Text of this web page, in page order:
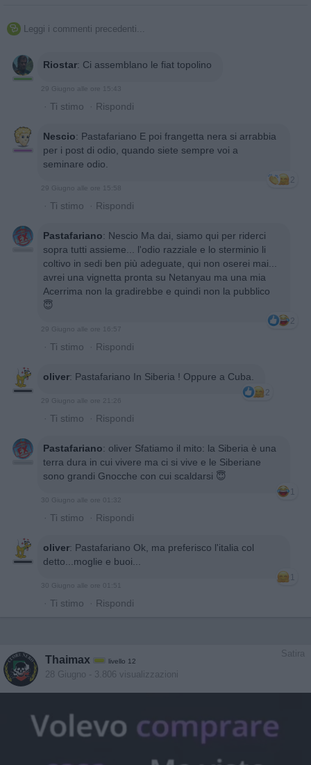
 Leggi i commenti precedenti...
Riostar: Ci assemblano le fiat topolino
29 Giugno alle ore 15:43
· Ti stimo · Rispondi
Nescio: Pastafariano E poi frangetta nera si arrabbia
per i post di odio, quando siete sempre voi a
seminare odio.
2
29 Giugno alle ore 15:58
· Ti stimo · Rispondi
Pastafariano: Nescio Ma dai, siamo qui per riderci
sopra tutti assieme... l'odio razziale e lo sterminio li
coltivo in sedi ben più adeguate, qui non oserei mai...
avrei una vignetta pronta su Netanyau ma una mia
Acerrima non la gradirebbe e quindi non la pubblico
😇
2
29 Giugno alle ore 16:57
· Ti stimo · Rispondi
oliver: Pastafariano In Siberia ! Oppure a Cuba.
2
29 Giugno alle ore 21:26
· Ti stimo · Rispondi
Pastafariano: oliver Sfatiamo il mito: la Siberia è una
terra dura in cui vivere ma ci si vive e le Siberiane
sono grandi Gnocche con cui scaldarsi 😇
1
30 Giugno alle ore 01:32
· Ti stimo · Rispondi
oliver: Pastafariano Ok, ma preferisco l'italia col
detto...moglie e buoi...
1
30 Giugno alle ore 01:51
· Ti stimo · Rispondi
Satira
Thaimax livello 12
28 Giugno - 3.806 visualizzazioni